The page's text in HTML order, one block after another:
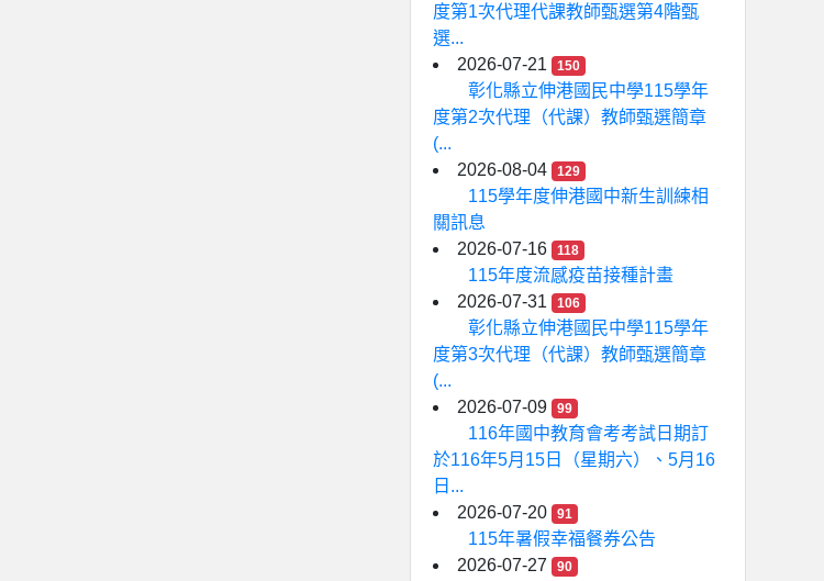
度第1次代理代課教師甄選第4階甄
選...
2026-07-21
150
彰化縣立伸港國民中學115學年
度第2次代理（代課）教師甄選簡章
(...
2026-08-04
129
115學年度伸港國中新生訓練相
關訊息
2026-07-16
118
115年度流感疫苗接種計畫
2026-07-31
106
彰化縣立伸港國民中學115學年
度第3次代理（代課）教師甄選簡章
(...
2026-07-09
99
116年國中教育會考考試日期訂
於116年5月15日（星期六）、5月16
日...
2026-07-20
91
115年暑假幸福餐券公告
2026-07-27
90